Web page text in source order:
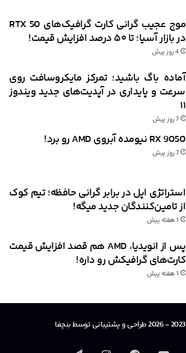
موج عجیب گرانی کارت گرافیک‌های RTX 50
در بازار آسیا؛ تا ۵۰ درصد افزایش قیمت!
4 روز پیش
آماده باگ باشید؛ تمرکز مایکروسافت روی
سرعت و پایداری در آپدیت‌های جدید ویندوز
۱۱
7 روز پیش
RX 9050 نیومده آبروی AMD رو برد!
7 روز پیش
استراتژی اپل در برابر گرانی حافظه؛ تیم کوک
از تامین‌کنندگان جدید میگه!
1 هفته پیش
پس از انویدیا، AMD هم قصد افزایش قیمت
کارت‌های گرافیکش رو داره!
1 هفته پیش